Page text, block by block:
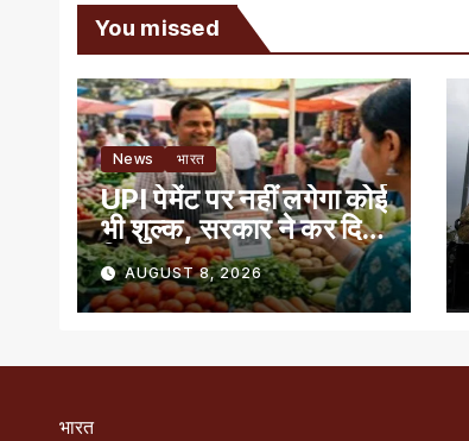
You missed
News भारत
UPI पेमेंट पर नहीं लगेगा कोई
भी शुल्क, सरकार ने कर दिया
क्लियर
AUGUST 8, 2026
भारत